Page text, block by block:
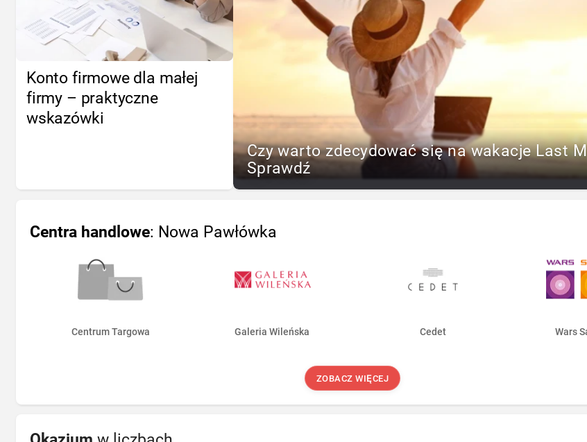
Konto firmowe dla małej
firmy – praktyczne
wskazówki
Czy warto zdecydować się na wakacje Last
Sprawdź
Centra handlowe: Nowa Pawłówka
Centrum Targowa Galeria Wileńska Cedet Wars
ZOBACZ WIĘCEJ